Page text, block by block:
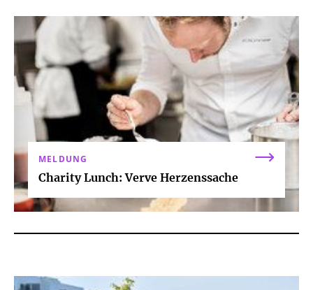
MELDUNG
Charity Lunch: Verve Herzenssache